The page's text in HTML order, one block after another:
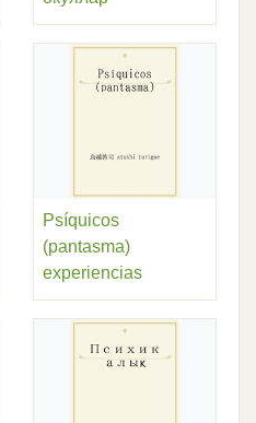
Psíquicos
(pantasma)
experiencias